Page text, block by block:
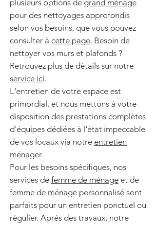
plusieurs options de grand ménage
pour des nettoyages approfondis
selon vos besoins, que vous pouvez
consulter à cette page. Besoin de
nettoyer vos murs et plafonds ?
Retrouvez plus de détails sur notre
service ici.
L'entretien de votre espace est
primordial, et nous mettons à votre
disposition des prestations complètes
d'équipes dédiées à l'état impeccable
de vos locaux via notre entretien
ménager.
Pour les besoins spécifiques, nos
services de femme de ménage et de
femme de ménage personnalisé sont
parfaits pour un entretien ponctuel ou
régulier. Après des travaux, notre